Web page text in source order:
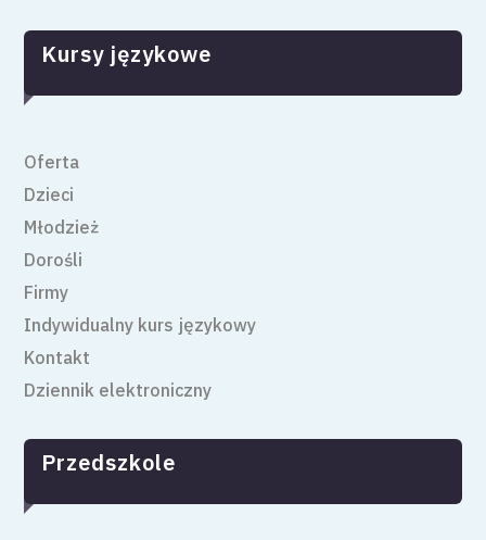
Kursy językowe
Oferta
Dzieci
Młodzież
Dorośli
Firmy
Indywidualny kurs językowy
Kontakt
Dziennik elektroniczny
Przedszkole